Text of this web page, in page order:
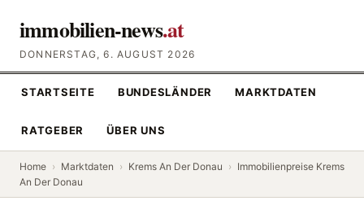
immobilien-news.at
DONNERSTAG, 6. AUGUST 2026
STARTSEITE BUNDESLÄNDER MARKTDATEN
RATGEBER ÜBER UNS
Home › Marktdaten › Krems An Der Donau › Immobilienpreise Krems
An Der Donau